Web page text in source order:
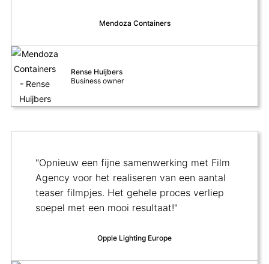
Mendoza Containers
Rense Huijbers
Business owner
"Opnieuw een fijne samenwerking met Film
Agency voor het realiseren van een aantal
teaser filmpjes. Het gehele proces verliep
soepel met een mooi resultaat!"
Opple Lighting Europe